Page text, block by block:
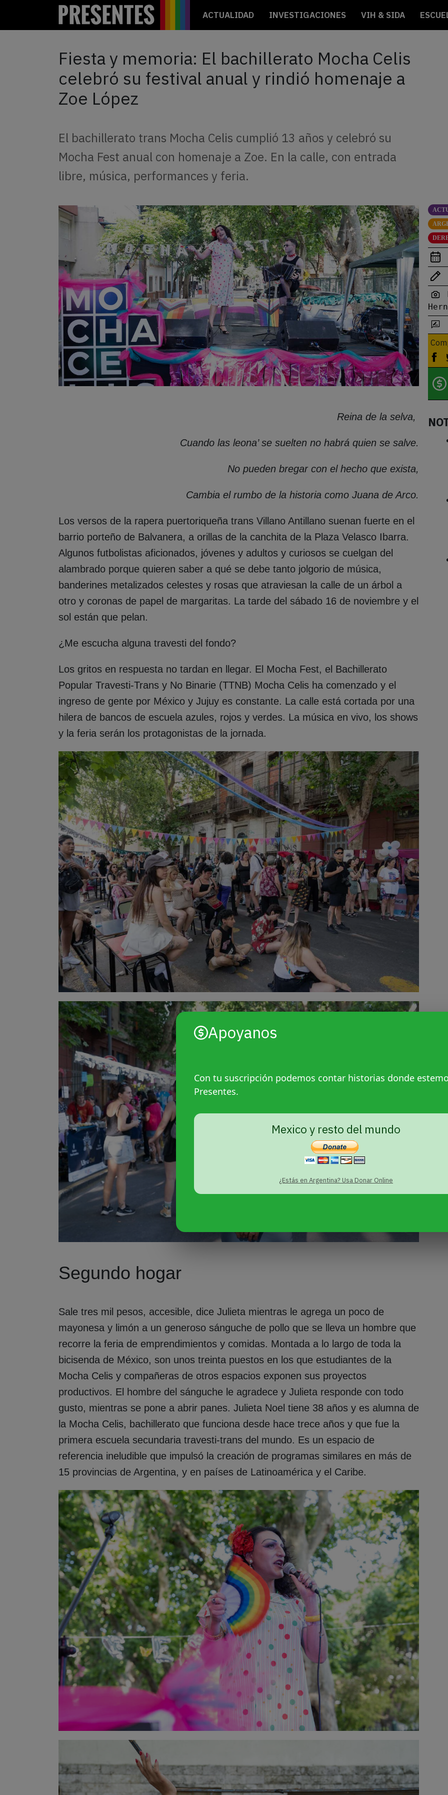
ACTUALIDAD INVESTIGACIONES VIH & SIDA
Apoyanos
Con tu suscripción podemos contar historias donde
Presentes.
Mexico y resto del mundo
¿Estás en Argentina? Usa Donar Online
Fiesta y memoria: El bachillerato Mocha Celis
celebró su festival anual y rindió homenaje a
Zoe López
El bachillerato trans Mocha Celis cumplió 13 años y celebró su
Mocha Fest anual con homenaje a Zoe. En la calle, con entrada
libre, música, performances y feria.
Reina de la selva,
Cuando las leona’ se suelten no habrá quien se salve.
No pueden bregar con el hecho que exista,
Cambia el rumbo de la historia como Juana de Arco.
Los versos de la rapera puertoriqueña trans Villano Antillano suenan fuerte en el
barrio porteño de Balvanera, a orillas de la canchita de la Plaza Velasco Ibarra.
Algunos futbolistas aficionados, jóvenes y adultos y curiosos se cuelgan del
alambrado porque quieren saber a qué se debe tanto jolgorio de música,
banderines metalizados celestes y rosas que atraviesan la calle de un árbol a
otro y coronas de papel de margaritas. La tarde del sábado 16 de noviembre y el
sol están que pelan.
¿Me escucha alguna travesti del fondo?
Los gritos en respuesta no tardan en llegar. El Mocha Fest, el Bachillerato
Popular Travesti-Trans y No Binarie (TTNB) Mocha Celis ha comenzado y el
ingreso de gente por México y Jujuy es constante. La calle está cortada por una
hilera de bancos de escuela azules, rojos y verdes. La música en vivo, los shows
y la feria serán los protagonistas de la jornada.
Segundo hogar
Sale tres mil pesos, accesible, dice Julieta mientras le agrega un poco de
mayonesa y limón a un generoso sánguche de pollo que se lleva un hombre que
recorre la feria de emprendimientos y comidas. Montada a lo largo de toda la
bicisenda de México, son unos treinta puestos en los que estudiantes de la
Mocha Celis y compañeras de otros espacios exponen sus proyectos
productivos. El hombre del sánguche le agradece y Julieta responde con todo
gusto, mientras se pone a abrir panes. Julieta Noel tiene 38 años y es alumna de
la Mocha Celis, bachillerato que funciona desde hace trece años y que fue la
primera escuela secundaria travesti-trans del mundo. Es un espacio de
referencia ineludible que impulsó la creación de programas similares en más de
15 provincias de Argentina, y en países de Latinoamérica y el Caribe.